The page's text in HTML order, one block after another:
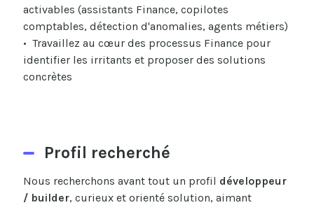
activables (assistants Finance, copilotes
comptables, détection d'anomalies, agents métiers)
• Travaillez au cœur des processus Finance pour
identifier les irritants et proposer des solutions
concrètes
Profil recherché
Nous recherchons avant tout un profil développeur
/ builder, curieux et orienté solution, aimant